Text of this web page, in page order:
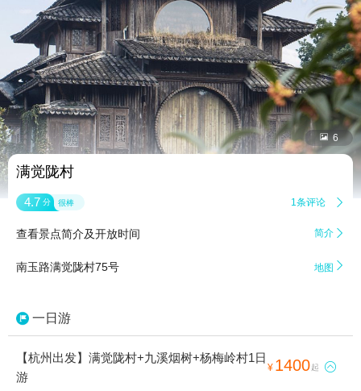
 6
满觉陇村
4.7 分 很棒 1条评论 
查看景点简介及开放时间 简介 
南玉路满觉陇村75号 地图 
一日游
【杭州出发】满觉陇村+九溪烟树+杨梅岭村1日
游
¥ 1400起 